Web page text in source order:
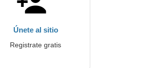
Únete al sitio
Registrate gratis